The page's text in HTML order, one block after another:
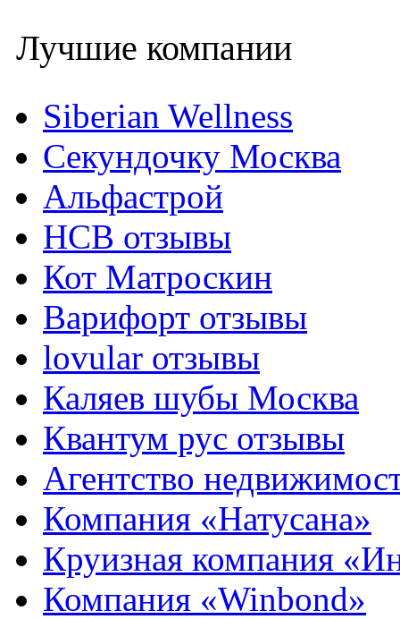
Лучшие компании
Siberian Wellness
Секундочку Москва
Альфастрой
НСВ отзывы
Кот Матроскин
Варифорт отзывы
lovular отзывы
Каляев шубы Москва
Квантум рус отзывы
Агентство
Компания «Натусана»
Круизная компания
Компания «Winbond»